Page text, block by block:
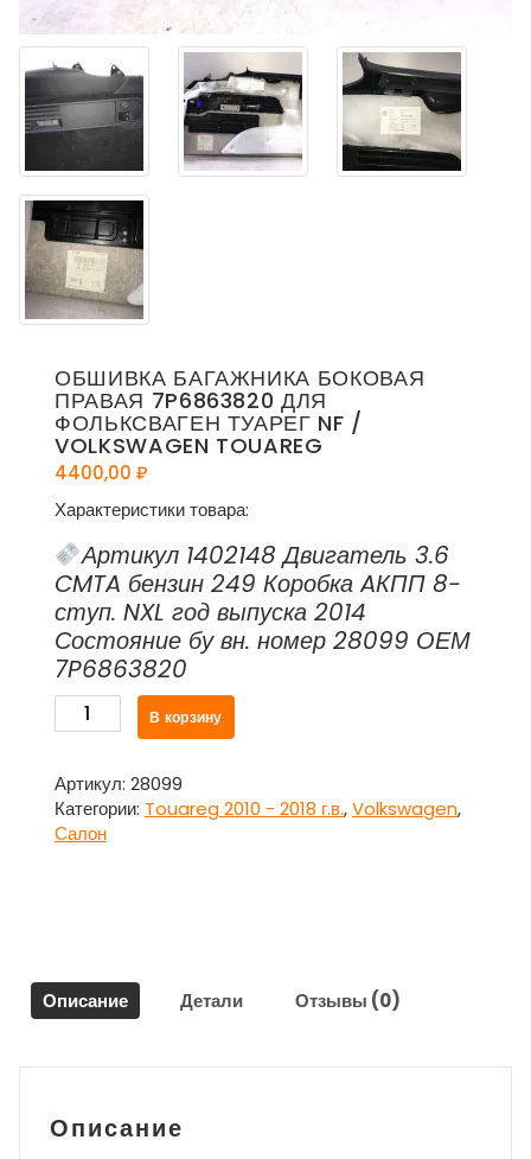
ОБШИВКА БАГАЖНИКА БОКОВАЯ
ПРАВАЯ 7P6863820 ДЛЯ
ФОЛЬКСВАГЕН ТУАРЕГ NF /
VOLKSWAGEN TOUAREG
4400,00 ₽
Характеристики товара:
Артикул 1402148 Двигатель 3.6
CMTA бензин 249 Коробка AКПП 8-
ступ. NXL год выпуска 2014
Состояние бу вн. номер 28099 ОЕМ
7P6863820
Количество
товара
багажника
боковая
правая
/
Volkswagen
В корзину
Артикул: 28099
Категории: Touareg 2010 - 2018 г.в.,Volkswagen,
Салон
Описание Детали Отзывы (0)
Описание